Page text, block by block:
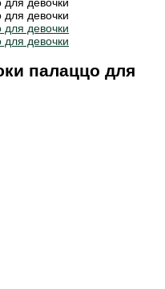
палаццо для